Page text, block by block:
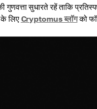
सुधारते रहें ताकि
के लिए Cryptomus ब्लॉगको